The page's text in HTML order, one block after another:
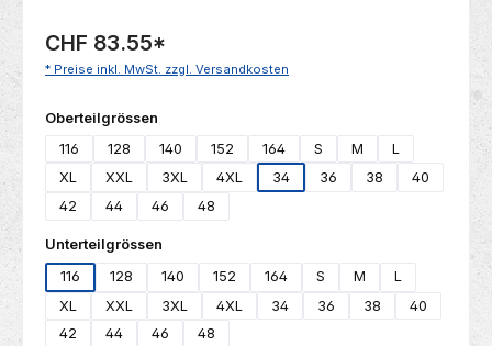
CHF 83.55*
* Preise inkl. MwSt. zzgl. Versandkosten
Oberteilgrössen
116
128 140 152 164 S M
L
XL
XXL 3XL 4XL 34 36 38
40
42
44 46 48
Unterteilgrössen
116
128 140 152 164 S M
L
XL
XXL 3XL 4XL 34 36 38
40
42
44 46 48